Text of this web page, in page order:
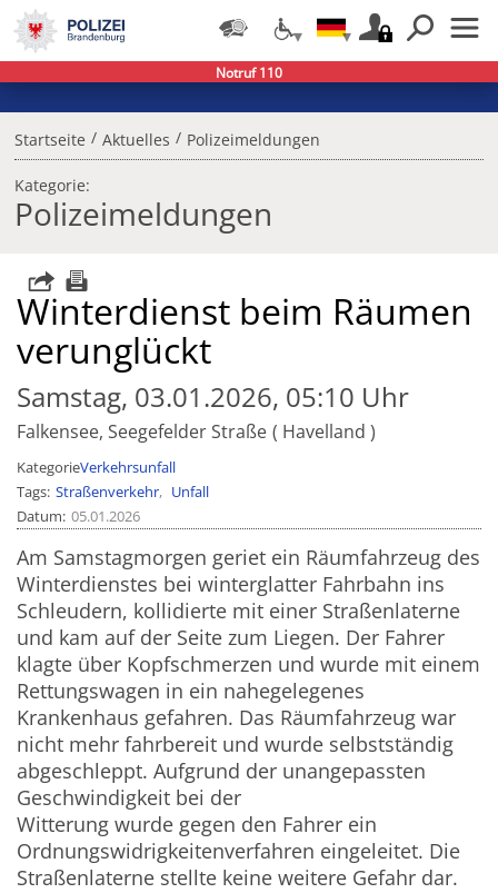
Startseite / Aktuelles / Polizeimeldungen
Kategorie:
Polizeimeldungen
Winterdienst beim Räumen
verunglückt
Samstag, 03.01.2026, 05:10 Uhr
Falkensee, Seegefelder Straße Havelland
KategorieVerkehrsunfall
Tags Straßenverkehr
Unfall
Datum 05.01.2026
Am Samstagmorgen geriet ein Räumfahrzeug des
Winterdienstes bei winterglatter Fahrbahn ins
Schleudern, kollidierte mit einer Straßenlaterne
und kam auf der Seite zum Liegen. Der Fahrer
klagte über Kopfschmerzen und wurde mit einem
Rettungswagen in ein nahegelegenes
Krankenhaus gefahren. Das Räumfahrzeug war
nicht mehr fahrbereit und wurde selbstständig
abgeschleppt. Aufgrund der unangepassten
Geschwindigkeit bei der
Witterung wurde gegen den Fahrer ein
Ordnungswidrigkeitenverfahren eingeleitet. Die
Straßenlaterne stellte keine weitere Gefahr dar.
Notruf 110